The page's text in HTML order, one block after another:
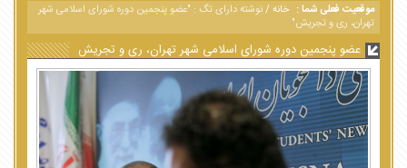
موقعیت فعلی شما : خانه/نوشته دارای تگ : "عضو پنجمین دوره شورای اسلامی شهر
تهران، ری و تجریش"
عضو پنجمین دوره شورای اسلامی شهر تهران، ری و تجریش